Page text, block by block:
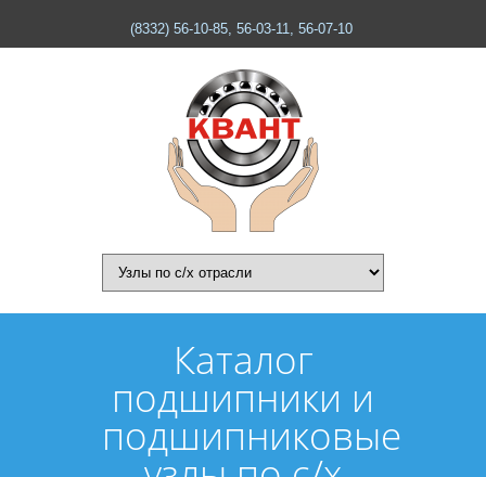
(8332) 56-10-85, 56-03-11, 56-07-10
Каталог
подшипники и
подшипниковые